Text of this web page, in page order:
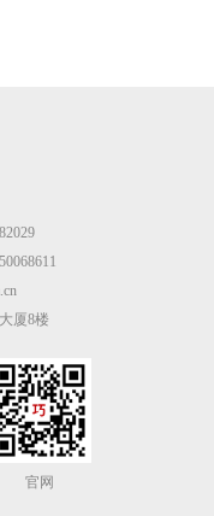
厦8楼
官网